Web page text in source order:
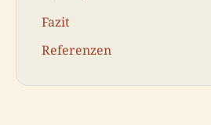
Fazit
Referenzen